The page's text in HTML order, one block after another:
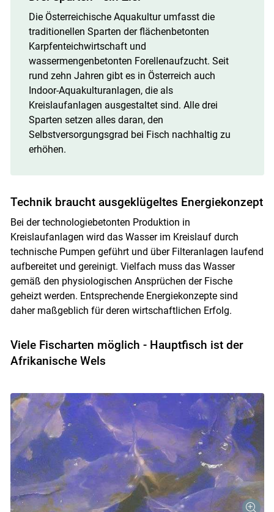
Skip to main content
Die Österreichische Aquakultur umfasst die
traditionellen Sparten der flächenbetonten
Karpfenteichwirtschaft und
wassermengenbetonten Forellenaufzucht. Seit
rund zehn Jahren gibt es in Österreich auch
Indoor-Aquakulturanlagen, die als
Kreislaufanlagen ausgestaltet sind. Alle drei
Sparten setzen alles daran, den
Selbstversorgungsgrad bei Fisch nachhaltig zu
erhöhen.
Technik braucht ausgeklügeltes Energiekonzept
Bei der technologiebetonten Produktion in
Kreislaufanlagen wird das Wasser im Kreislauf durch
technische Pumpen geführt und über Filteranlagen laufend
aufbereitet und gereinigt. Vielfach muss das Wasser
gemäß den physiologischen Ansprüchen der Fische
geheizt werden. Entsprechende Energiekonzepte sind
daher maßgeblich für deren wirtschaftlichen Erfolg.
Viele Fischarten möglich - Hauptfisch ist der
Afrikanische Wels